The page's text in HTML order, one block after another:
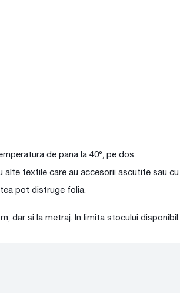
de pana la 40°, pe dos.
textile care au accesorii ascutite sau cu
pot distruge folia.
dar si la metraj. In limita stocului disponibil.